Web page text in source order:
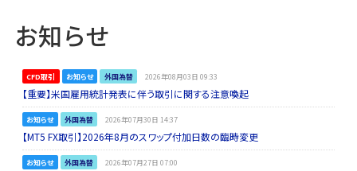
お知らせ
CFD取引 お知らせ 外国為替 2026年08月03日 09:33
【重要】米国雇用統計発表に伴う取引に関する注意喚起
お知らせ 外国為替 2026年07月30日 14:37
【MT5 FX取引】2026年8月のスワップ付加日数の臨時変更
お知らせ 外国為替 2026年07月27日 07:00